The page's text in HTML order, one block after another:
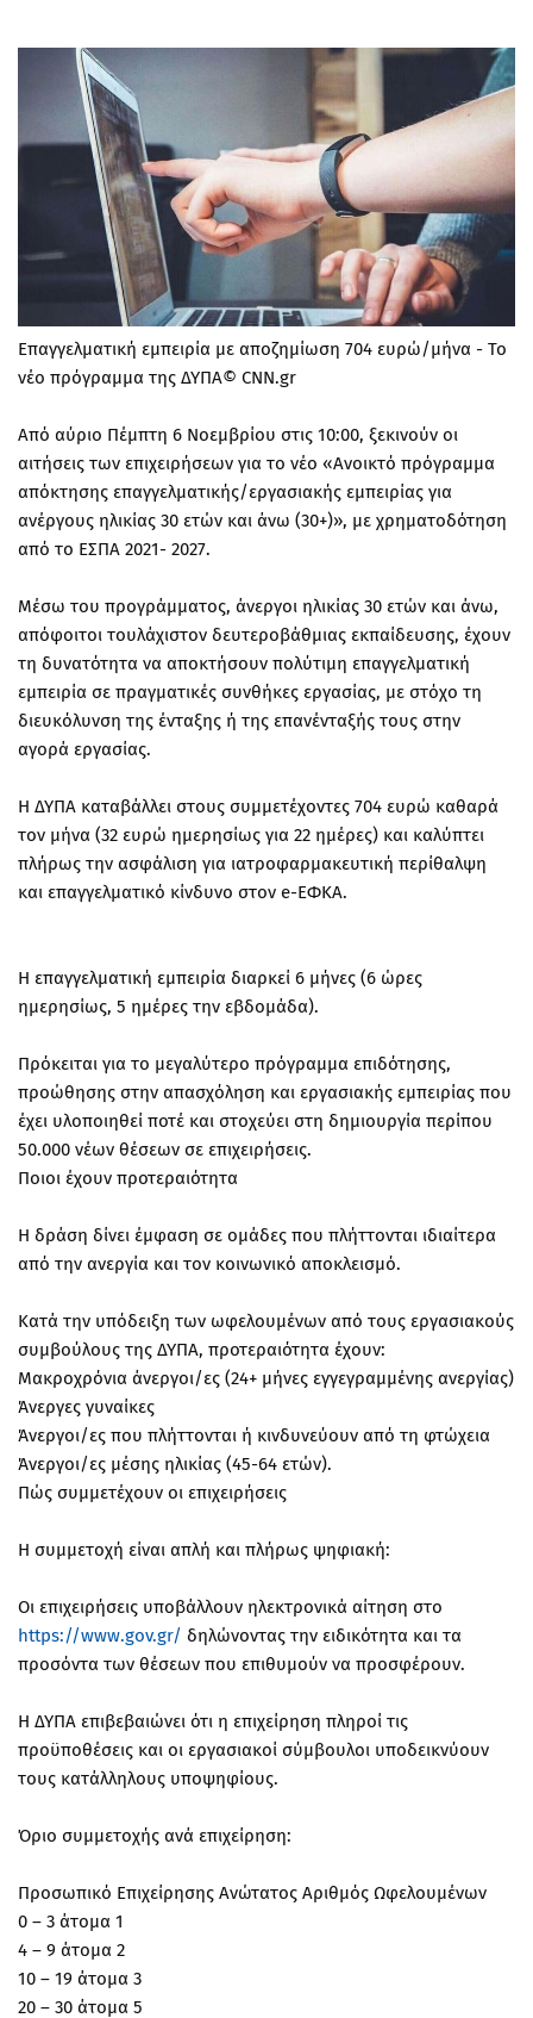
Επαγγελματική εμπειρία με αποζημίωση 704 ευρώ/μήνα - Το
νέο πρόγραμμα της ΔΥΠΑ© CNN.gr
Από αύριο Πέμπτη 6 Νοεμβρίου στις 10:00, ξεκινούν οι
αιτήσεις των επιχειρήσεων για το νέο «Ανοικτό πρόγραμμα
απόκτησης επαγγελματικής/εργασιακής εμπειρίας για
ανέργους ηλικίας 30 ετών και άνω (30+)», με χρηματοδότηση
από το ΕΣΠΑ 2021- 2027.
Μέσω του προγράμματος, άνεργοι ηλικίας 30 ετών και άνω,
απόφοιτοι τουλάχιστον δευτεροβάθμιας εκπαίδευσης, έχουν
τη δυνατότητα να αποκτήσουν πολύτιμη επαγγελματική
εμπειρία σε πραγματικές συνθήκες εργασίας, με στόχο τη
διευκόλυνση της ένταξης ή της επανένταξής τους στην
αγορά εργασίας.
Η ΔΥΠΑ καταβάλλει στους συμμετέχοντες 704 ευρώ καθαρά
τον μήνα (32 ευρώ ημερησίως για 22 ημέρες) και καλύπτει
πλήρως την ασφάλιση για ιατροφαρμακευτική περίθαλψη
και επαγγελματικό κίνδυνο στον e-ΕΦΚΑ.
Η επαγγελματική εμπειρία διαρκεί 6 μήνες (6 ώρες
ημερησίως, 5 ημέρες την εβδομάδα).
Πρόκειται για το μεγαλύτερο πρόγραμμα επιδότησης,
προώθησης στην απασχόληση και εργασιακής εμπειρίας που
έχει υλοποιηθεί ποτέ και στοχεύει στη δημιουργία περίπου
50.000 νέων θέσεων σε επιχειρήσεις.
Ποιοι έχουν προτεραιότητα
Η δράση δίνει έμφαση σε ομάδες που πλήττονται ιδιαίτερα
από την ανεργία και τον κοινωνικό αποκλεισμό.
Κατά την υπόδειξη των ωφελουμένων από τους εργασιακούς
συμβούλους της ΔΥΠΑ, προτεραιότητα έχουν:
Μακροχρόνια άνεργοι/ες (24+ μήνες εγγεγραμμένης ανεργίας)
Άνεργες γυναίκες
Άνεργοι/ες που πλήττονται ή κινδυνεύουν από τη φτώχεια
Άνεργοι/ες μέσης ηλικίας (45-64 ετών).
Πώς συμμετέχουν οι επιχειρήσεις
Η συμμετοχή είναι απλή και πλήρως ψηφιακή:
Οι επιχειρήσεις υποβάλλουν ηλεκτρονικά αίτηση στο
https://www.gov.gr/ δηλώνοντας την ειδικότητα και τα
προσόντα των θέσεων που επιθυμούν να προσφέρουν.
Η ΔΥΠΑ επιβεβαιώνει ότι η επιχείρηση πληροί τις
προϋποθέσεις και οι εργασιακοί σύμβουλοι υποδεικνύουν
τους κατάλληλους υποψηφίους.
Όριο συμμετοχής ανά επιχείρηση:
Προσωπικό Επιχείρησης Ανώτατος Αριθμός Ωφελουμένων
0 – 3 άτομα 1
4 – 9 άτομα 2
10 – 19 άτομα 3
20 – 30 άτομα 5